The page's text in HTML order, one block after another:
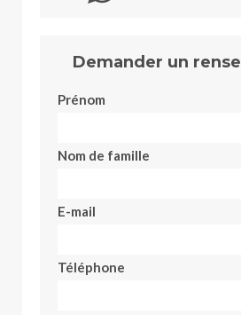
Demander un
Prénom
Nom de famille
E-mail
Téléphone